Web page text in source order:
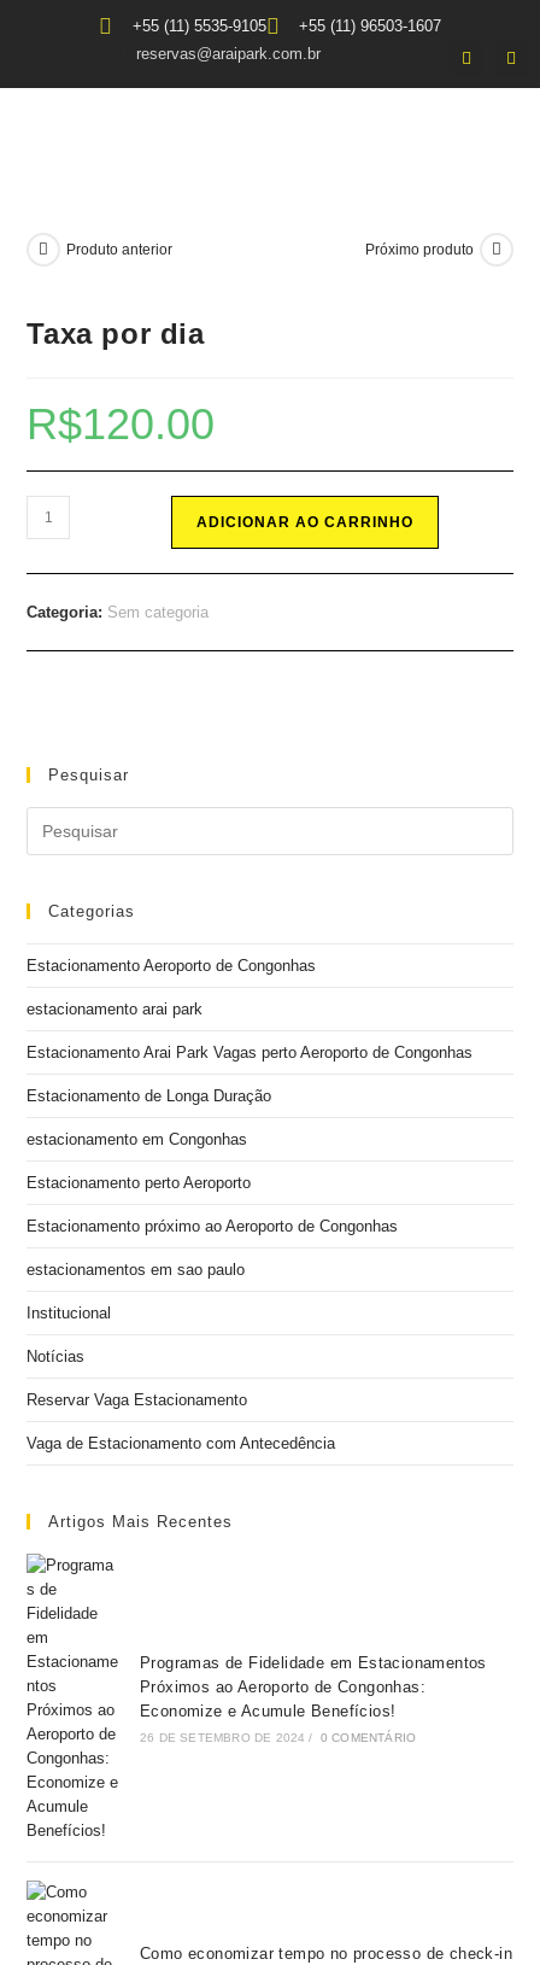
+55 (11) 5535-9105
+55 (11) 96503-1607
reservas@araipark.com.br
Produto anterior Próximo produto
Taxa por dia
R$120.00
ADICIONAR AO CARRINHO
Categoria: Sem categoria
Pesquisar
Categorias
Estacionamento Aeroporto de Congonhas
estacionamento arai park
Estacionamento Arai Park Vagas perto Aeroporto de Congonhas
Estacionamento de Longa Duração
estacionamento em Congonhas
Estacionamento perto Aeroporto
Estacionamento próximo ao Aeroporto de Congonhas
estacionamentos em sao paulo
Institucional
Notícias
Reservar Vaga Estacionamento
Vaga de Estacionamento com Antecedência
Artigos Mais Recentes
Programas de Fidelidade em Estacionamentos
Próximos ao Aeroporto de Congonhas:
Economize e Acumule Benefícios!
26 DE SETEMBRO DE 2024 / 0 COMENTÁRIO
Como economizar tempo no processo de check-in